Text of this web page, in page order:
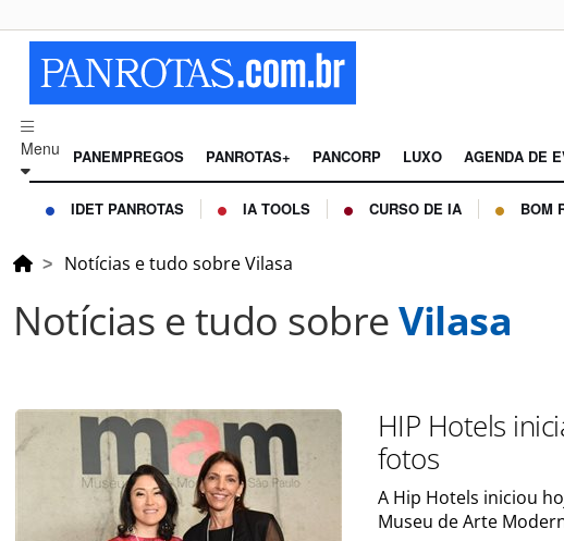
Menu PANEMPREGOS PANROTAS+ PANCORP LUXO AGENDA DE
IDET PANROTAS IA TOOLS CURSO DE IA BOM
Notícias e tudo sobre Vilasa
Notícias e tudo sobreVilasa
HIP Hotels
fotos
A Hip Hotels iniciou
Museu de Arte